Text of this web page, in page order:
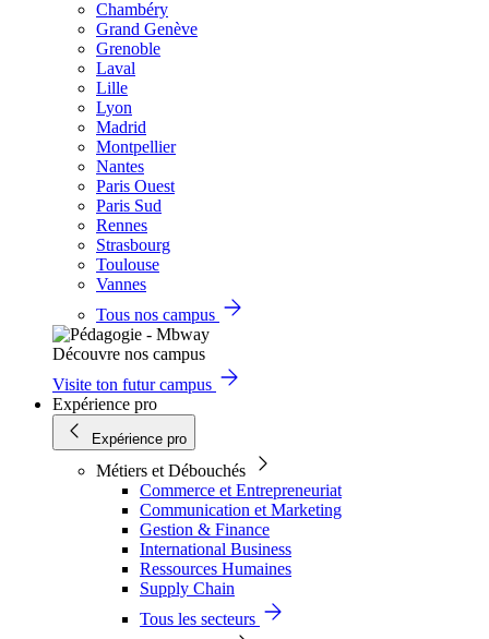
Chambéry
Grand Genève
Grenoble
Laval
Lille
Lyon
Madrid
Montpellier
Nantes
Paris Ouest
Paris Sud
Rennes
Strasbourg
Toulouse
Vannes
Tous nos campus
Découvre nos campus
Visite ton futur campus
Expérience pro
Expérience pro
Métiers et Débouchés
Commerce et Entrepreneuriat
Communication et Marketing
Gestion & Finance
International Business
Ressources Humaines
Supply Chain
Tous les secteurs